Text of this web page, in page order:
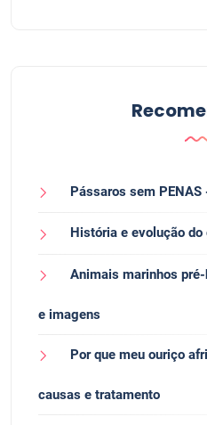
Pássaros sem
História e evolução do
Animais marinhos
e imagens
Por que meu ouriço
causas e tratamento